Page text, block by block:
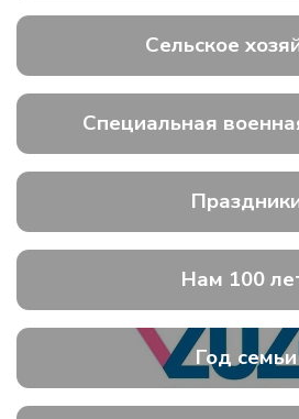
Сельское
Специальная
Нам 100
Год семьи